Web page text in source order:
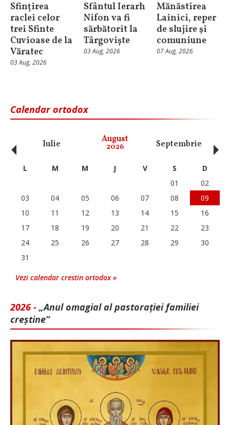
Sfințirea
raclei celor
trei Sfinte
Cuvioase de la
Văratec
03 Aug, 2026
Sfântul Ierarh
Nifon va fi
sărbătorit la
Târgoviște
03 Aug, 2026
Mănăstirea
Lainici, reper
de slujire şi
comuniune
07 Aug, 2026
Calendar ortodox
Iulie August
2026 Septembrie
‹ L M M J V S
D
01
02
03
04 05 06 07 08
09
10
11 12 13 14 15
16
17
18 19 20 21 22
23
24
25 26 27 28 29
30
31
Vezi calendar crestin ortodox »
2026 - „Anul omagial al pastorației familiei
creștine”